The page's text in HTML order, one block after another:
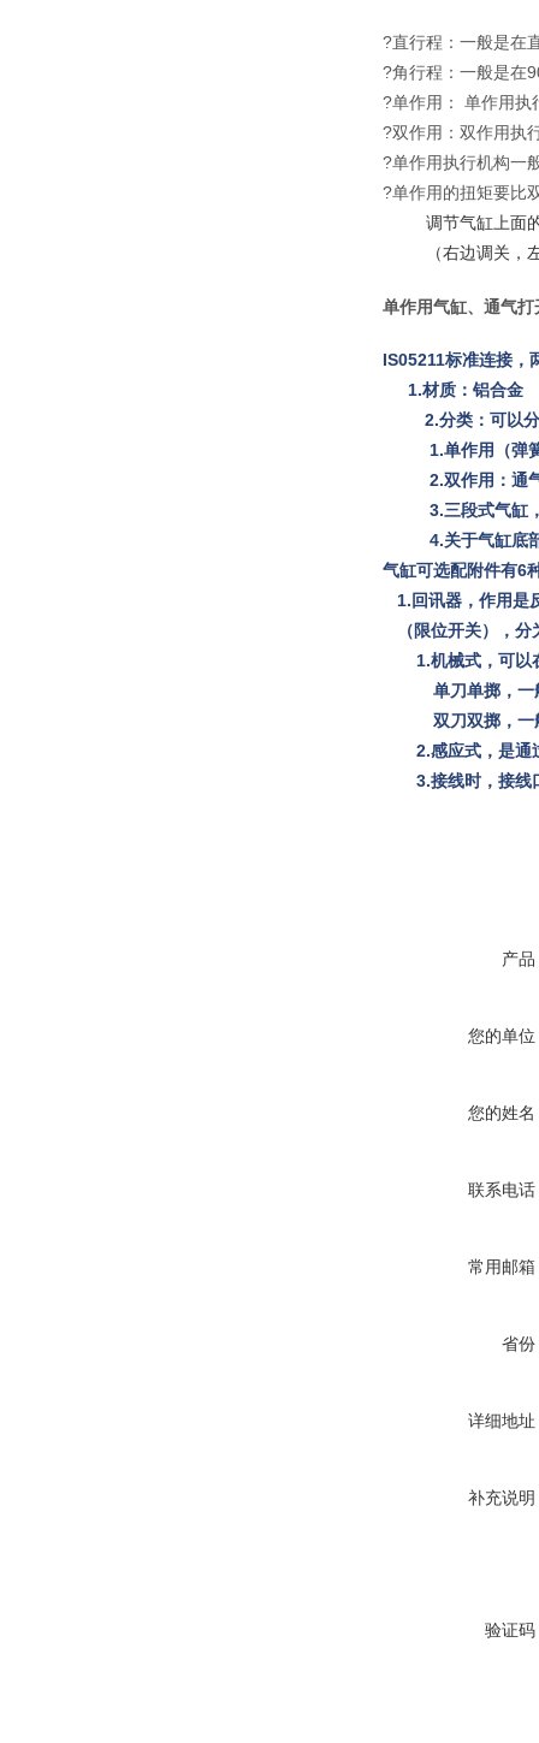
?直行程：一般是在
?角行程：一般是在
?单作用： 单作用执
?双作用：双作用执
?单作用执行机构一
?单作用的扭矩要比
调节气缸上面
（右边调关，
单作用气缸、通气
IS05211标准连接，
1.材质：铝合金
2.分类：可以
1.单作用（弹
2.双作用：通
3.三段式气缸
4.关于气缸底
气缸可选配附件有6
1.回讯器，作用是
（限位开关），
1.机械式，可以
单刀单掷，
双刀双掷，
2.感应式，是通
3.接线时，接线
产品
您的单位
您的姓名
联系电话
常用邮箱
省份
详细地址
补充说明
验证码